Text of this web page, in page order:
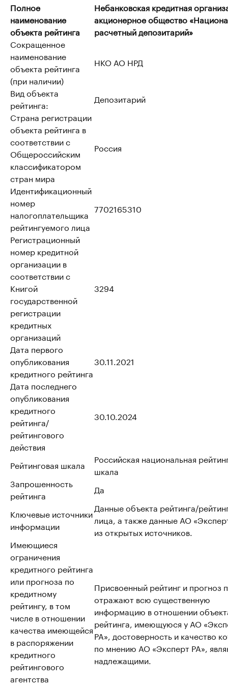
Полное
наименование
объекта рейтинга
Небанковская кредитная
акционерное общество
расчетный депозитарий»
Сокращенное
наименование
объекта рейтинга
(при наличии)
НКО АО НРД
Вид объекта
рейтинга:
Депозитарий
Страна регистрации
объекта рейтинга в
соответствии с
Общероссийским
классификатором
стран мира
Россия
Идентификационный
номер
налогоплательщика
рейтингуемого лица
7702165310
Регистрационный
номер кредитной
организации в
соответствии с
Книгой
государственной
регистрации
кредитных
организаций
3294
Дата первого
опубликования
кредитного рейтинга
30.11.2021
Дата последнего
опубликования
кредитного
рейтинга/
рейтингового
действия
30.10.2024
Рейтинговая шкала
Российская национальная
шкала
Запрошенность
рейтинга
Да
Ключевые источники
информации
Данные объекта рейтинга/
лица, а также данные АО
из открытых источников.
Имеющиеся
ограничения
кредитного рейтинга
или прогноза по
кредитному
рейтингу, в том
числе в отношении
качества имеющейся
в распоряжении
кредитного
рейтингового
агентства
Присвоенный рейтинг и прогноз
отражают всю существенную
информацию в отношении
рейтинга, имеющуюся у АО
РА», достоверность и качество
по мнению АО «Эксперт РА»,
надлежащими.